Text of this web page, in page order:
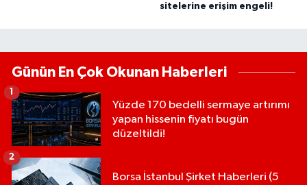
sitelerine erişim engeli!
Günün En Çok Okunan Haberleri
Yüzde 170 bedelli sermaye artırımı
yapan hissenin fiyatı bugün
düzeltildi!
Borsa İstanbul Şirket Haberleri (5
2